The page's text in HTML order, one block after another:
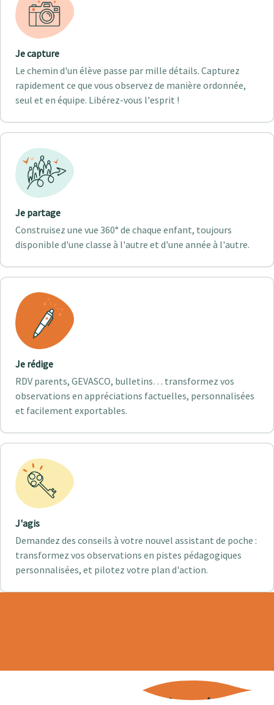
Je capture
Le chemin d'un élève passe par mille détails. Capturez
rapidement ce que vous observez de manière ordonnée,
seul et en équipe. Libérez-vous l'esprit !
Je partage
Construisez une vue 360° de chaque enfant, toujours
disponible d'une classe à l'autre et d'une année à l'autre.
Je rédige
RDV parents, GEVASCO, bulletins… transformez vos
observations en appréciations factuelles, personnalisées
et facilement exportables.
J'agis
Demandez des conseils à votre nouvel assistant de poche :
transformez vos observations en pistes pédagogiques
personnalisées, et pilotez votre plan d'action.